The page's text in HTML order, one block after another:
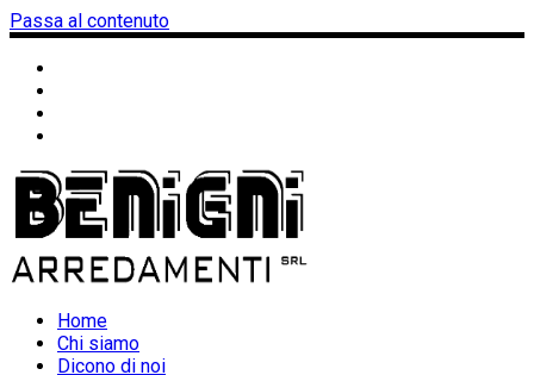
Passa al contenuto
Home
Chi siamo
Dicono di noi